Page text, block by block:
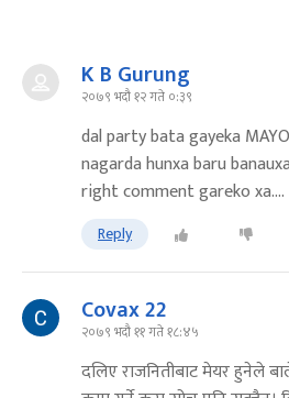
K B Gurung
२०७९ भदौ १२ गते ०:३९
dal party bata gayeka
nagarda hunxa baru
right comment gareko xa....
Reply
Covax 22
२०७९ भदौ ११ गते १८:४५
दलिए राजनितीबाट मेयर हुनेले